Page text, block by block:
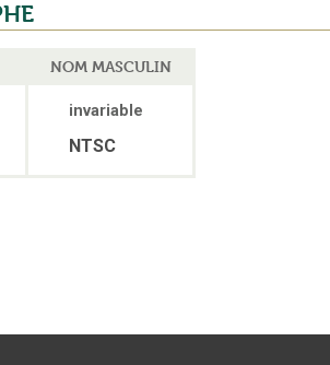
NOM MASCULIN
invariable
NTSC